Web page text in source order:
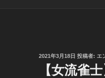
投
2021年3月18日 投稿者: エ
【女流雀